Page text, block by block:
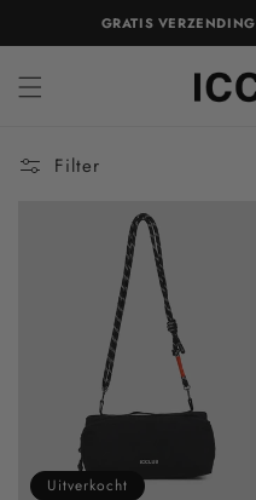
naar de
content
GRATIS VERZENDING
Filter
Uitverkocht